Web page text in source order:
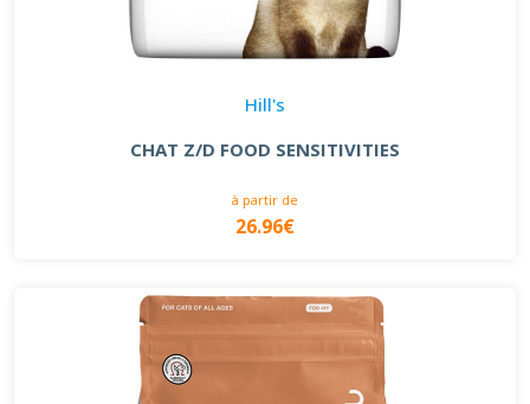
Hill's
CHAT Z/D FOOD SENSITIVITIES
à partir de
26.96€